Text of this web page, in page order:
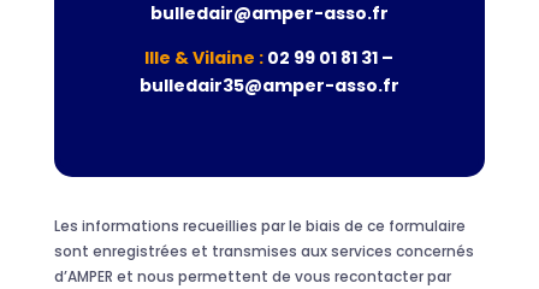
bulledair@amper-asso.fr
Ille & Vilaine : 02 99 01 81 31 –
bulledair35@amper-asso.fr
Les informations recueillies par le biais de ce formulaire
sont enregistrées et transmises aux services concernés
d’AMPER et nous permettent de vous recontacter par